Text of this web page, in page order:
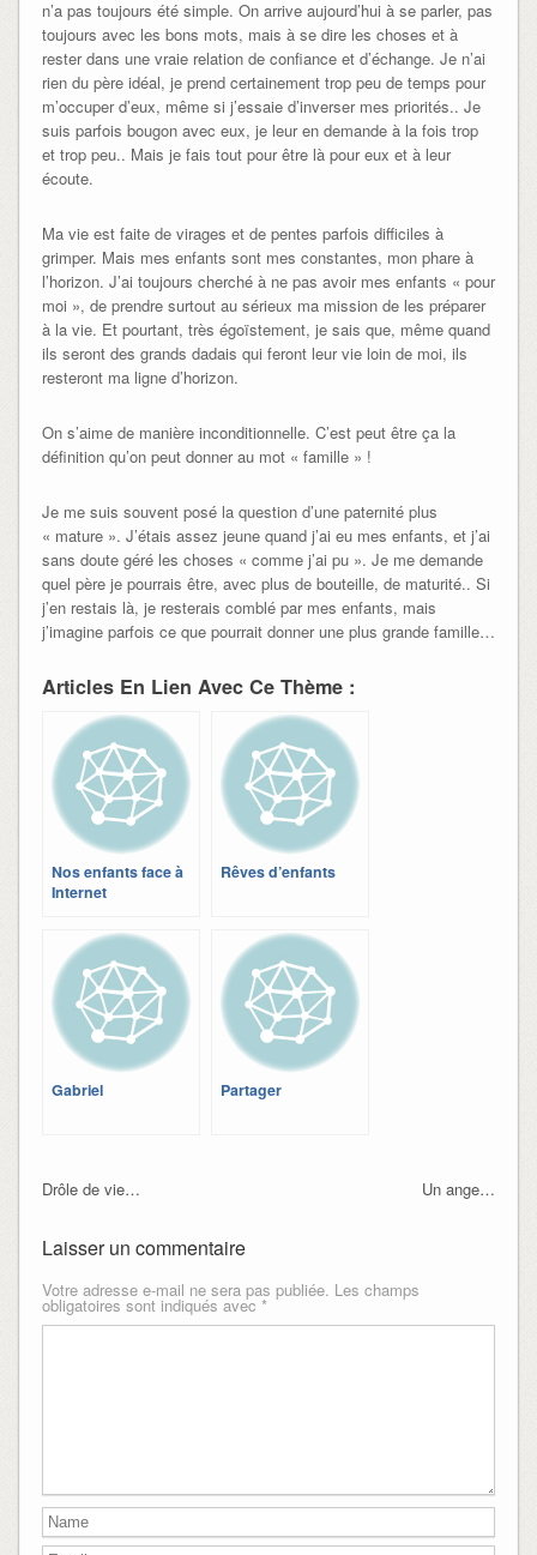
n’a pas toujours été simple. On arrive aujourd’hui à se parler, pas
toujours avec les bons mots, mais à se dire les choses et à
rester dans une vraie relation de confiance et d’échange. Je n’ai
rien du père idéal, je prend certainement trop peu de temps pour
m’occuper d’eux, même si j’essaie d’inverser mes priorités.. Je
suis parfois bougon avec eux, je leur en demande à la fois trop
et trop peu.. Mais je fais tout pour être là pour eux et à leur
écoute.
Ma vie est faite de virages et de pentes parfois difficiles à
grimper. Mais mes enfants sont mes constantes, mon phare à
l’horizon. J’ai toujours cherché à ne pas avoir mes enfants « pour
moi », de prendre surtout au sérieux ma mission de les préparer
à la vie. Et pourtant, très égoïstement, je sais que, même quand
ils seront des grands dadais qui feront leur vie loin de moi, ils
resteront ma ligne d’horizon.
On s’aime de manière inconditionnelle. C’est peut être ça la
définition qu’on peut donner au mot « famille » !
Je me suis souvent posé la question d’une paternité plus
« mature ». J’étais assez jeune quand j’ai eu mes enfants, et j’ai
sans doute géré les choses « comme j’ai pu ». Je me demande
quel père je pourrais être, avec plus de bouteille, de maturité.. Si
j’en restais là, je resterais comblé par mes enfants, mais
j’imagine parfois ce que pourrait donner une plus grande famille…
Articles En Lien Avec Ce Thème :
Nos enfants face à
Internet
Rêves d’enfants
Gabriel Partager
Un ange…
Drôle de vie…
Laisser un commentaire
Votre adresse e-mail ne sera pas publiée. Les champs
obligatoires sont indiqués avec *